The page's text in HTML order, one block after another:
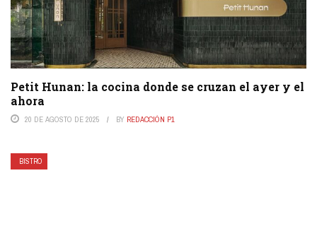
Petit Hunan: la cocina donde se cruzan el ayer y el
ahora
20 DE AGOSTO DE 2025 BY REDACCIÓN P1
BISTRO